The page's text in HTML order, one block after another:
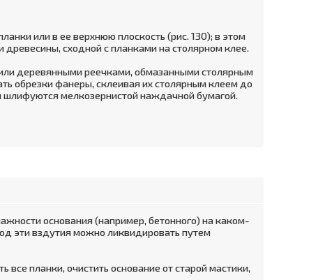
или в ее верхнюю плоскость (рис. 130); в этом
сходной с планками на столярном клее.
деревянными реечками, обмазанными столярным
обрезки фанеры, склеивая их столярным клеем до
мелкозернистой наждачной бумагой.
основания (например, бетонного) на каком-
эти вздутия можно ликвидировать путем
планки, очистить основание от старой мастики,